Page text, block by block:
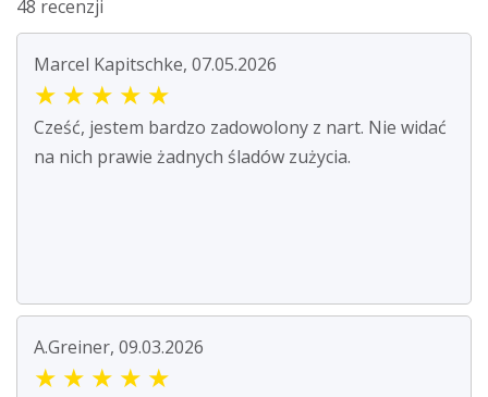
48 recenzji
Marcel Kapitschke, 07.05.2026
★ ★ ★ ★ ★
Cześć, jestem bardzo zadowolony z nart. Nie widać
na nich prawie żadnych śladów zużycia.
A.Greiner, 09.03.2026
★ ★ ★ ★ ★